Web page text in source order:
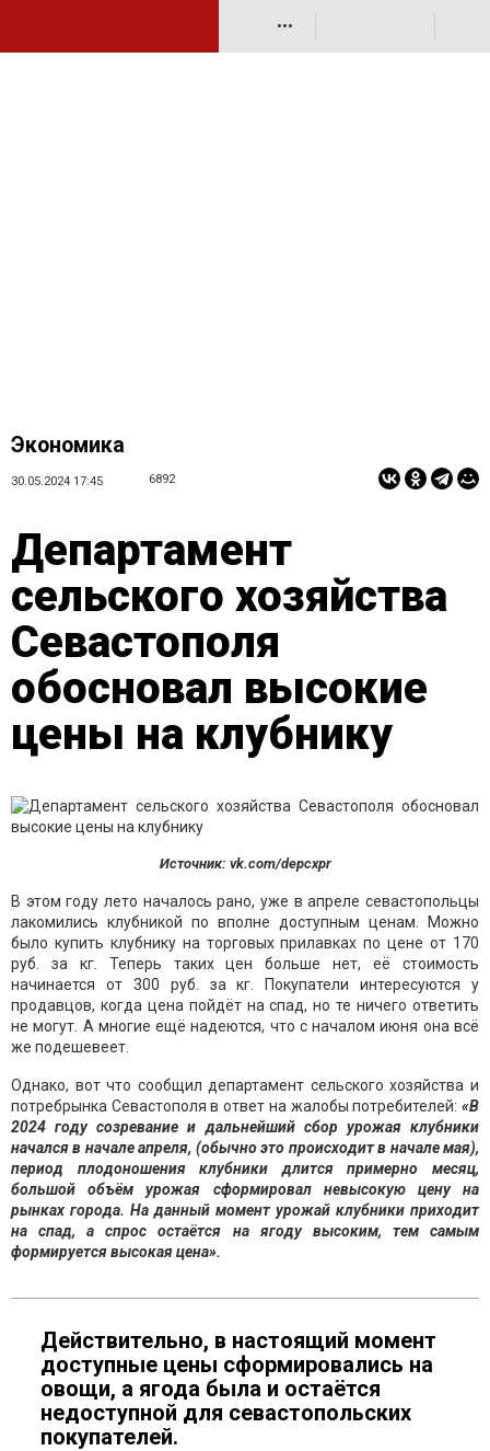
•••
Экономика
30.05.2024 17:45 6892
Департамент
сельского хозяйства
Севастополя
обосновал высокие
цены на клубнику
Источник: vk.com/depcxpr
В этом году лето началось рано, уже в апреле севастопольцы
лакомились клубникой по вполне доступным ценам. Можно
было купить клубнику на торговых прилавках по цене от 170
руб. за кг. Теперь таких цен больше нет, её стоимость
начинается от 300 руб. за кг. Покупатели интересуются у
продавцов, когда цена пойдёт на спад, но те ничего ответить
не могут. А многие ещё надеются, что с началом июня она всё
же подешевеет.
Однако, вот что сообщил департамент сельского хозяйства и
потребрынка Севастополя в ответ на жалобы потребителей: «В
2024 году созревание и дальнейший сбор урожая клубники
начался в начале апреля, (обычно это происходит в начале мая),
период плодоношения клубники длится примерно месяц,
большой объём урожая сформировал невысокую цену на
рынках города. На данный момент урожай клубники приходит
на спад, а спрос остаётся на ягоду высоким, тем самым
формируется высокая цена».
Действительно, в настоящий момент
доступные цены сформировались на
овощи, а ягода была и остаётся
недоступной для севастопольских
покупателей.